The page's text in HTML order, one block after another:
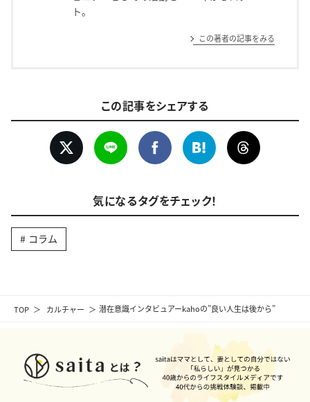
TOP カルチャー 潜在意識インタビュアーkahoの”良い人生は後から”
ト。
この著者の記事をみる
この記事をシェアする
気になるタグをチェック！
コラム